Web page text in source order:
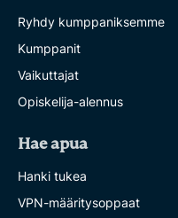
Ryhdy kumppaniksemme
Kumppanit
Vaikuttajat
Opiskelija-alennus
Hae apua
Hanki tukea
VPN-määritysoppaat